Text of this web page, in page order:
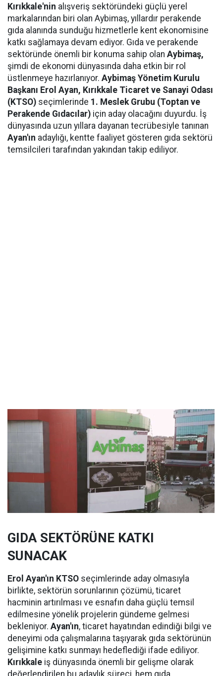
Kırıkkale'nin alışveriş sektöründeki güçlü yerel
markalarından biri olan Aybimaş, yıllardır perakende
gıda alanında sunduğu hizmetlerle kent ekonomisine
katkı sağlamaya devam ediyor. Gıda ve perakende
sektöründe önemli bir konuma sahip olan Aybimaş,
şimdi de ekonomi dünyasında daha etkin bir rol
üstlenmeye hazırlanıyor. Aybimaş Yönetim Kurulu
Başkanı Erol Ayan, Kırıkkale Ticaret ve Sanayi Odası
(KTSO) seçimlerinde 1. Meslek Grubu (Toptan ve
Perakende Gıdacılar) için aday olacağını duyurdu. İş
dünyasında uzun yıllara dayanan tecrübesiyle tanınan
Ayan'ın adaylığı, kentte faaliyet gösteren gıda sektörü
temsilcileri tarafından yakından takip ediliyor.
GIDA SEKTÖRÜNE KATKI
SUNACAK
Erol Ayan'ın KTSO seçimlerinde aday olmasıyla
birlikte, sektörün sorunlarının çözümü, ticaret
hacminin artırılması ve esnafın daha güçlü temsil
edilmesine yönelik projelerin gündeme gelmesi
bekleniyor. Ayan'ın, ticaret hayatından edindiği bilgi ve
deneyimi oda çalışmalarına taşıyarak gıda sektörünün
gelişimine katkı sunmayı hedeflediği ifade ediliyor.
Kırıkkale iş dünyasında önemli bir gelişme olarak
değerlendirilen bu adaylık süreci, hem gıda